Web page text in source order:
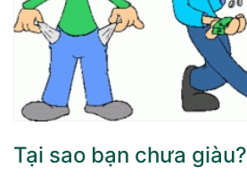
Tại sao bạn chưa giàu?